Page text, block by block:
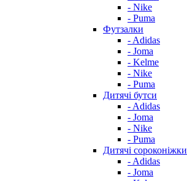
- Nike
- Puma
Футзалки
- Adidas
- Joma
- Kelme
- Nike
- Puma
Дитячі бутси
- Adidas
- Joma
- Nike
- Puma
Дитячі сороконіжки
- Adidas
- Joma